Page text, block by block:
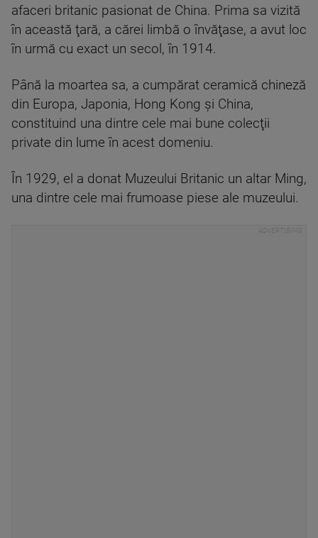
afaceri britanic pasionat de China. Prima sa vizită
în această ţară, a cărei limbă o învăţase, a avut loc
în urmă cu exact un secol, în 1914.
Până la moartea sa, a cumpărat ceramică chineză
din Europa, Japonia, Hong Kong şi China,
constituind una dintre cele mai bune colecţii
private din lume în acest domeniu.
În 1929, el a donat Muzeului Britanic un altar Ming,
una dintre cele mai frumoase piese ale muzeului.